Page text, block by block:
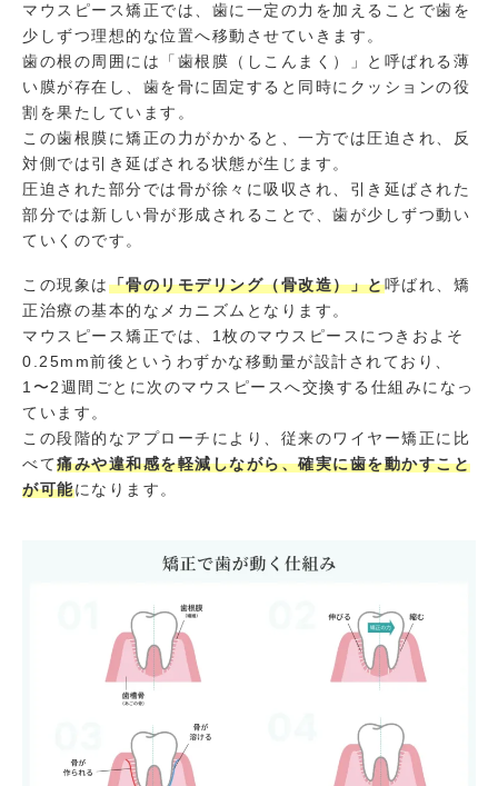
マウスピース矯正では、歯に一定の力を加えることで歯を
少しずつ理想的な位置へ移動させていきます。
歯の根の周囲には「歯根膜（しこんまく）」と呼ばれる薄
い膜が存在し、歯を骨に固定すると同時にクッションの役
割を果たしています。
この歯根膜に矯正の力がかかると、一方では圧迫され、反
対側では引き延ばされる状態が生じます。
圧迫された部分では骨が徐々に吸収され、引き延ばされた
部分では新しい骨が形成されることで、歯が少しずつ動い
ていくのです。
この現象は「骨のリモデリング（骨改造）」と呼ばれ、矯
正治療の基本的なメカニズムとなります。
マウスピース矯正では、1枚のマウスピースにつきおよそ
0.25mm前後というわずかな移動量が設計されており、
1〜2週間ごとに次のマウスピースへ交換する仕組みになっ
ています。
この段階的なアプローチにより、従来のワイヤー矯正に比
べて痛みや違和感を軽減しながら、確実に歯を動かすこと
が可能になります。